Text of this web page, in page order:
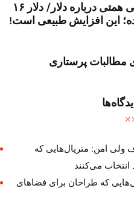
اظهارات جنجالی همتی درباره دلار/ دلار ۱۶
این افزایش طبیعی است!
مطالبات پرستاری
ولی امن: متریال‌هایی که
می‌کنند
که طراحان برای فضاهای